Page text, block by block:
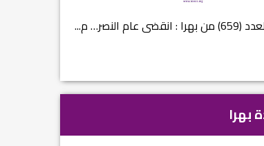
عام النصر… م...
بهرا